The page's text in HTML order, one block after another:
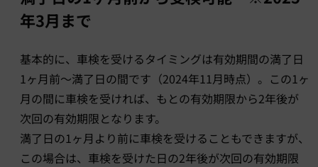
年3月まで
基本的に、車検を受けるタイミングは有効期間の満了日
1ヶ月前〜満了日の間です（2024年11月時点）。この1ヶ
月の間に車検を受ければ、もとの有効期限から2年後が
次回の有効期限となります。
満了日の1ヶ月より前に車検を受けることもできますが、
この場合は、車検を受けた日の2年後が次回の有効期限